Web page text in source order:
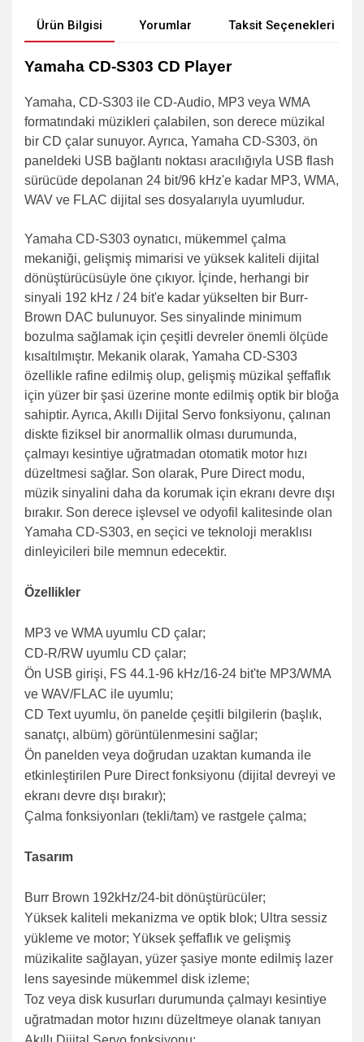
Ürün Bilgisi Yorumlar Taksit Seçenekleri
Yamaha CD-S303 CD Player
Yamaha, CD-S303 ile CD-Audio, MP3 veya WMA
formatındaki müzikleri çalabilen, son derece müzikal
bir CD çalar sunuyor. Ayrıca, Yamaha CD-S303, ön
paneldeki USB bağlantı noktası aracılığıyla USB flash
sürücüde depolanan 24 bit/96 kHz'e kadar MP3, WMA,
WAV ve FLAC dijital ses dosyalarıyla uyumludur.
Yamaha CD-S303 oynatıcı, mükemmel çalma
mekaniği, gelişmiş mimarisi ve yüksek kaliteli dijital
dönüştürücüsüyle öne çıkıyor. İçinde, herhangi bir
sinyali 192 kHz / 24 bit'e kadar yükselten bir Burr-
Brown DAC bulunuyor. Ses sinyalinde minimum
bozulma sağlamak için çeşitli devreler önemli ölçüde
kısaltılmıştır. Mekanik olarak, Yamaha CD-S303
özellikle rafine edilmiş olup, gelişmiş müzikal şeffaflık
için yüzer bir şasi üzerine monte edilmiş optik bir bloğa
sahiptir. Ayrıca, Akıllı Dijital Servo fonksiyonu, çalınan
diskte fiziksel bir anormallik olması durumunda,
çalmayı kesintiye uğratmadan otomatik motor hızı
düzeltmesi sağlar. Son olarak, Pure Direct modu,
müzik sinyalini daha da korumak için ekranı devre dışı
bırakır. Son derece işlevsel ve odyofil kalitesinde olan
Yamaha CD-S303, en seçici ve teknoloji meraklısı
dinleyicileri bile memnun edecektir.
Özellikler
MP3 ve WMA uyumlu CD çalar;
CD-R/RW uyumlu CD çalar;
Ön USB girişi, FS 44.1-96 kHz/16-24 bit'te MP3/WMA
ve WAV/FLAC ile uyumlu;
CD Text uyumlu, ön panelde çeşitli bilgilerin (başlık,
sanatçı, albüm) görüntülenmesini sağlar;
Ön panelden veya doğrudan uzaktan kumanda ile
etkinleştirilen Pure Direct fonksiyonu (dijital devreyi ve
ekranı devre dışı bırakır);
Çalma fonksiyonları (tekli/tam) ve rastgele çalma;
Tasarım
Burr Brown 192kHz/24-bit dönüştürücüler;
Yüksek kaliteli mekanizma ve optik blok; Ultra sessiz
yükleme ve motor; Yüksek şeffaflık ve gelişmiş
müzikalite sağlayan, yüzer şasiye monte edilmiş lazer
lens sayesinde mükemmel disk izleme;
Toz veya disk kusurları durumunda çalmayı kesintiye
uğratmadan motor hızını düzeltmeye olanak tanıyan